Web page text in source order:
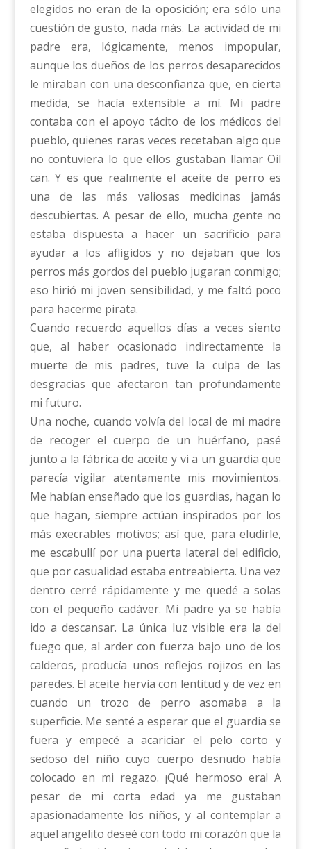
elegidos no eran de la oposición; era sólo una
cuestión de gusto, nada más. La actividad de mi
padre era, lógicamente, menos impopular,
aunque los dueños de los perros desaparecidos
le miraban con una desconfianza que, en cierta
medida, se hacía extensible a mí. Mi padre
contaba con el apoyo tácito de los médicos del
pueblo, quienes raras veces recetaban algo que
no contuviera lo que ellos gustaban llamar Oil
can. Y es que realmente el aceite de perro es
una de las más valiosas medicinas jamás
descubiertas. A pesar de ello, mucha gente no
estaba dispuesta a hacer un sacrificio para
ayudar a los afligidos y no dejaban que los
perros más gordos del pueblo jugaran conmigo;
eso hirió mi joven sensibilidad, y me faltó poco
para hacerme pirata.
Cuando recuerdo aquellos días a veces siento
que, al haber ocasionado indirectamente la
muerte de mis padres, tuve la culpa de las
desgracias que afectaron tan profundamente
mi futuro.
Una noche, cuando volvía del local de mi madre
de recoger el cuerpo de un huérfano, pasé
junto a la fábrica de aceite y vi a un guardia que
parecía vigilar atentamente mis movimientos.
Me habían enseñado que los guardias, hagan lo
que hagan, siempre actúan inspirados por los
más execrables motivos; así que, para eludirle,
me escabullí por una puerta lateral del edificio,
que por casualidad estaba entreabierta. Una vez
dentro cerré rápidamente y me quedé a solas
con el pequeño cadáver. Mi padre ya se había
ido a descansar. La única luz visible era la del
fuego que, al arder con fuerza bajo uno de los
calderos, producía unos reflejos rojizos en las
paredes. El aceite hervía con lentitud y de vez en
cuando un trozo de perro asomaba a la
superficie. Me senté a esperar que el guardia se
fuera y empecé a acariciar el pelo corto y
sedoso del niño cuyo cuerpo desnudo había
colocado en mi regazo. ¡Qué hermoso era! A
pesar de mi corta edad ya me gustaban
apasionadamente los niños, y al contemplar a
aquel angelito deseé con todo mi corazón que la